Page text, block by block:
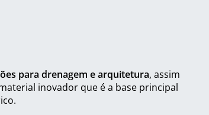
para drenagem e arquitetura, assim
inovador que é a base principal